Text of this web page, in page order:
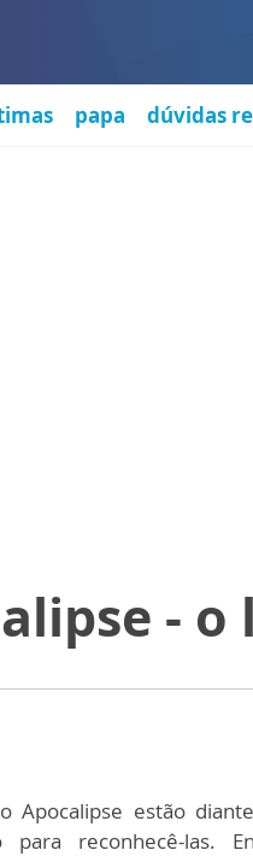
papa dúvidas
-
Apocalipse estão
para reconhecê-las.